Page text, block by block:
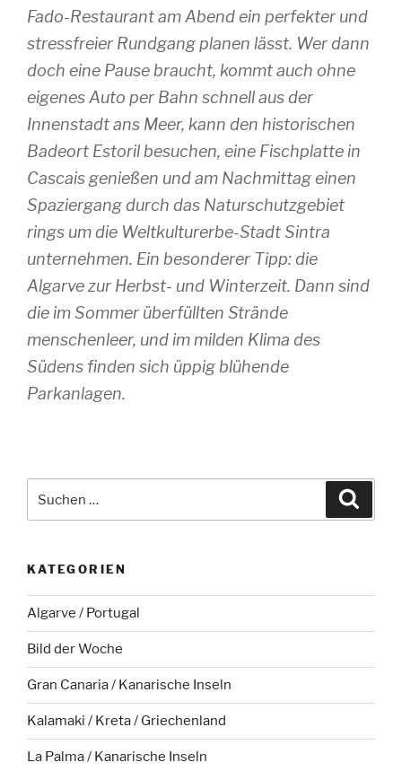
Fado-Restaurant am Abend ein perfekter und
stressfreier Rundgang planen lässt. Wer dann
doch eine Pause braucht, kommt auch ohne
eigenes Auto per Bahn schnell aus der
Innenstadt ans Meer, kann den historischen
Badeort Estoril besuchen, eine Fischplatte in
Cascais genießen und am Nachmittag einen
Spaziergang durch das Naturschutzgebiet
rings um die Weltkulturerbe-Stadt Sintra
unternehmen. Ein besonderer Tipp: die
Algarve zur Herbst- und Winterzeit. Dann sind
die im Sommer überfüllten Strände
menschenleer, und im milden Klima des
Südens finden sich üppig blühende
Parkanlagen.
KATEGORIEN
Algarve / Portugal
Bild der Woche
Gran Canaria / Kanarische Inseln
Kalamaki / Kreta / Griechenland
La Palma / Kanarische Inseln